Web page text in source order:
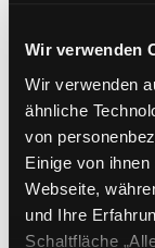
Wir verwenden
Wir verwenden
ähnliche
von
Einige von
Webseite,
und Ihre
Schaltfläche
30.09.2026
Der
gesund